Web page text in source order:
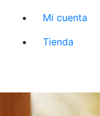
Mi cuenta
Tienda